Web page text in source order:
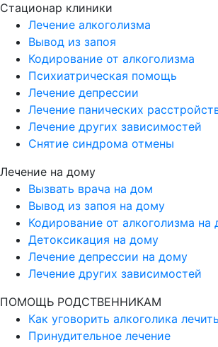
Стационар клиники
Лечение алкоголизма
Вывод из запоя
Кодирование от алкоголизма
Психиатрическая помощь
Лечение депрессии
Лечение панических
Лечение других зависимостей
Снятие синдрома отмены
Лечение на дому
Вызвать врача на дом
Вывод из запоя на дому
Кодирование от алкоголизма на
Детоксикация на дому
Лечение депрессии на дому
Лечение других зависимостей
ПОМОЩЬ РОДСТВЕННИКАМ
Как уговорить алкоголика
Принудительное лечение